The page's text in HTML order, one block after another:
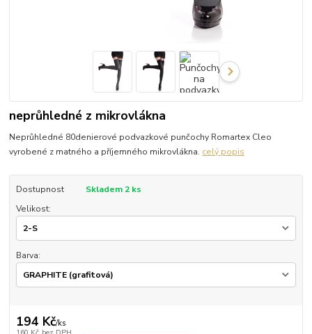
neprůhledné z mikrovlákna
Neprůhledné 80denierové podvazkové punčochy Romartex Cleo
vyrobené z matného a příjemného mikrovlákna. celý popis
Dostupnost
Skladem 2 ks
Velikost:
Barva:
194 Kč/ks